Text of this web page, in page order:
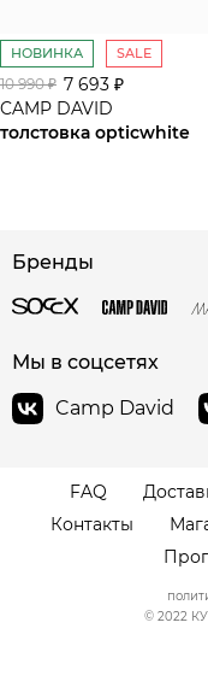
НОВИНКА SALE
10 990 ₽ 7 693 ₽
CAMP DAVID
толстовка opticwhite
Бренды
Мы в соцсетях
Camp David
FAQ
Контакты
© 2022